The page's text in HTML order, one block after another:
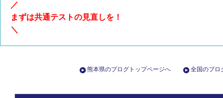
／
まずは共通テストの見直しを！
＼
熊本県のブログトップページへ 全国のブロ